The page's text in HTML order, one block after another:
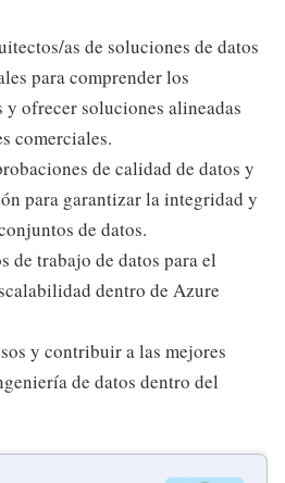
as de soluciones de datos
para comprender los
y ofrecer soluciones alineadas
comerciales.
de calidad de datos y
para garantizar la integridad y
de datos.
de trabajo de datos para el
dentro de Azure
y contribuir a las mejores
de datos dentro del